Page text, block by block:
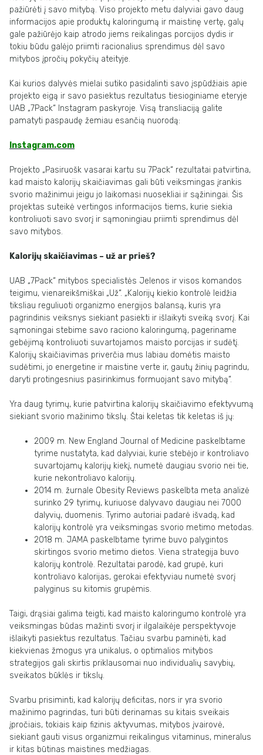
pažiūrėti į savo mitybą. Viso projekto metu dalyviai gavo daug
informacijos apie produktų kaloringumą ir maistinę vertę, galų
gale pažiūrėjo kaip atrodo jiems reikalingas porcijos dydis ir
tokiu būdu galėjo priimti racionalius sprendimus dėl savo
mitybos įpročių pokyčių ateityje.
Kai kurios dalyvės mielai sutiko pasidalinti savo įspūdžiais apie
projekto eigą ir savo pasiektus rezultatus tiesioginiame eteryje
UAB „7Pack“ Instagram paskyroje. Visą transliaciją galite
pamatyti paspaudę žemiau esančią nuorodą:
Instagram.com
Projekto „Pasiruošk vasarai kartu su 7Pack“ rezultatai patvirtina,
kad maisto kalorijų skaičiavimas gali būti veiksmingas įrankis
svorio mažinimui jeigu jo laikomasi nuosekliai ir sąžiningai. Šis
projektas suteikė vertingos informacijos tiems, kurie siekia
kontroliuoti savo svorį ir sąmoningiau priimti sprendimus dėl
savo mitybos.
Kalorijų skaičiavimas – už ar prieš?
UAB „7Pack“ mitybos specialistės Jelenos ir visos komandos
teigimu, vienareikšmiškai „Už“. „Kalorijų kiekio kontrolė leidžia
tiksliau reguliuoti organizmo energijos balansą, kuris yra
pagrindinis veiksnys siekiant pasiekti ir išlaikyti sveiką svorį. Kai
sąmoningai stebime savo raciono kaloringumą, pageriname
gebėjimą kontroliuoti suvartojamos maisto porcijas ir sudėtį.
Kalorijų skaičiavimas priverčia mus labiau domėtis maisto
sudėtimi, jo energetine ir maistine verte ir, gautų žinių pagrindu,
daryti protingesnius pasirinkimus formuojant savo mitybą“.
Yra daug tyrimų, kurie patvirtina kalorijų skaičiavimo efektyvumą
siekiant svorio mažinimo tikslų. Štai keletas tik keletas iš jų:
2009 m. New England Journal of Medicine paskelbtame
tyrime nustatyta, kad dalyviai, kurie stebėjo ir kontroliavo
suvartojamų kalorijų kiekį, numetė daugiau svorio nei tie,
kurie nekontroliavo kalorijų.
2014 m. žurnale Obesity Reviews paskelbta meta analizė
surinko 29 tyrimų, kuriuose dalyvavo daugiau nei 7000
dalyvių, duomenis. Tyrimo autoriai padarė išvadą, kad
kalorijų kontrolė yra veiksmingas svorio metimo metodas.
2018 m. JAMA paskelbtame tyrime buvo palygintos
skirtingos svorio metimo dietos. Viena strategija buvo
kalorijų kontrolė. Rezultatai parodė, kad grupė, kuri
kontroliavo kalorijas, gerokai efektyviau numetė svorį
palyginus su kitomis grupėmis.
Taigi, drąsiai galima teigti, kad maisto kaloringumo kontrolė yra
veiksmingas būdas mažinti svorį ir ilgalaikėje perspektyvoje
išlaikyti pasiektus rezultatus. Tačiau svarbu paminėti, kad
kiekvienas žmogus yra unikalus, o optimalios mitybos
strategijos gali skirtis priklausomai nuo individualių savybių,
sveikatos būklės ir tikslų.
Svarbu prisiminti, kad kalorijų deficitas, nors ir yra svorio
mažinimo pagrindas, turi būti derinamas su kitais sveikais
įpročiais, tokiais kaip fizinis aktyvumas, mitybos įvairovė,
siekiant gauti visus organizmui reikalingus vitaminus, mineralus
ir kitas būtinas maistines medžiagas.